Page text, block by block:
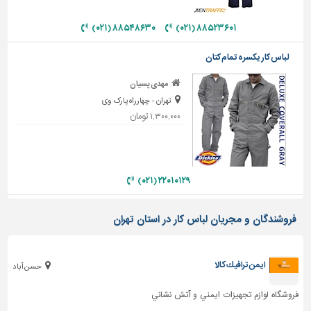
دیوارپوش،
سرویس
بهداشتی
ابزار،یراق
و
ماشین
آلات
برقی،روشنایی،ایمنی
سازی
و
۸۸۵۲۳۶۰۱ (۰۲۱) ۸۸۵۴۸۶۳۰ (۰۲۱)
لباس کار یکسره تمام کتان
مهدی پسیان
تهران - چهارراه پارک وی
۱,۳۰۰,۰۰۰ تومان
۲۲۰۱۰۱۲۹ (۰۲۱)
فروشندگان و مجریان لباس کار در استان تهران
حسن آباد ايمن ترافيك كالا
فروشگاه لوازم تجهيزات ايمني و آتش نشاني